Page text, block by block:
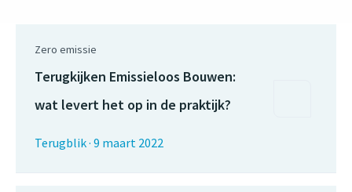
Zero emissie
Terugkijken Emissieloos Bouwen:
wat levert het op in de praktijk?
Terugblik· 9 maart 2022